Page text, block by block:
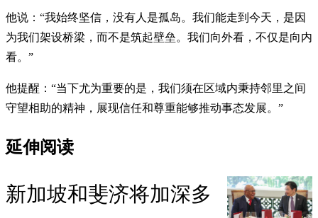
他说：“我始终坚信，没有人是孤岛。我们能走到今天，是因
为我们架设桥梁，而不是筑起壁垒。我们向外看，不仅是向内
看。”
他提醒：“当下尤为重要的是，我们须在区域内秉持邻里之间
守望相助的精神，展现信任和尊重能够推动事态发展。”
延伸阅读
新加坡和斐济将加深多